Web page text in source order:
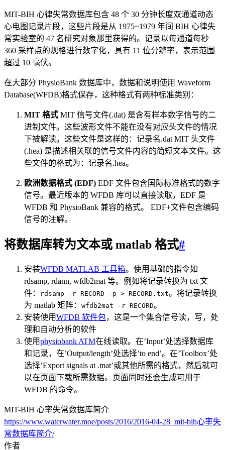
MIT-BIH 心律失常数据库包含 48 个 30 分钟长度双通道动态
心电图记录片段，这些片段是从 1975~1979 年间 BIH 心律失
常实验室的 47 名研究对象那里获得的。记录以每通道每秒
360 采样点的规格进行数字化，具有 11 位分辨率，表示范围
超过 10 毫伏。
在大部分 PhysioBank 数据库中，数据和说明使用 Waveform
Database(WFDB)格式保存，这种格式有两种标准类别：
MIT 格式 MIT 信号文件(.dat) 是含有样本数字信号的二
进制文件。这些波形文件不能在没有对应头文件的情况
下被解读。这些文件是这样的：记录名.dat MIT 头文件
(.hea) 是描述相关联的信号文件内容的简短文本文件。这
些文件的格式为：记录名.hea。
欧洲数据格式 (EDF) EDF 文件包含国际标准格式的数字
信号。最近版本的 WFDB 库可以直接读取，EDF 是
WFDB 和 PhysioBank 兼容的格式。 EDF+文件包含编码
信号的注解。
将数据库转为文本或 matlab 格式#
安装WFDB MATLAB 工具箱。使用基础的指令如
rdsamp, rdann, wfdb2mat 等。例如将记录转换为 txt 文
件：
rdsamp -r RECORD -p > RECORD.txt。将记录转换
为 matlab 矩阵： wfdb2mat -r RECORD。
安装使用WFDB 软件包，这是一个集合信号读，写，处
理和自动分析的软件
使用physiobank ATM在线读取。在’Input’处选择数据库
和记录，在’Output/length’处选择’to end’。在’Toolbox’处
选择’Export signals at .mat’或其他所需的格式，然后就可
以在页面下载所需数据。页面同时还会生成可用于
WFDB 的命令。
MIT-BIH 心率失常数据库简介
https://www.waterwater.moe/posts/2016/2016-04-28_mit-bih心率失
常数据库简介/
作者